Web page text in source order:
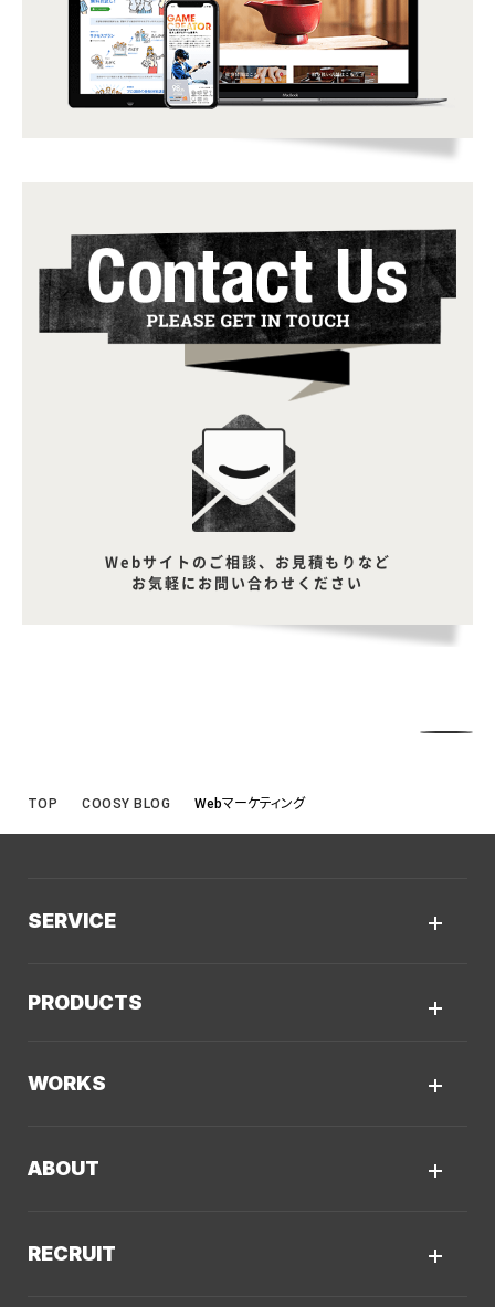
Webサイトのご相談、お見積もりなど
お気軽にお問い合わせください
TOP COOSY BLOG Webマーケティング
SERVICE
Web制作
デザイン・ブランディング
システム開発・DX支援
PRODUCTS
LLMO／AIO／GEO診断
WORKS
ABOUT
RECRUIT